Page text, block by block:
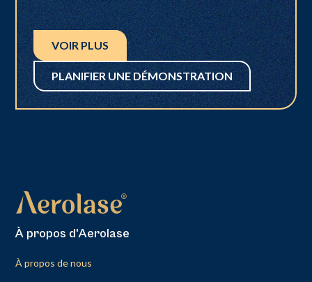
VOIR PLUS
PLANIFIER UNE DÉMONSTRATION
À propos d'Aerolase
À propos de nous